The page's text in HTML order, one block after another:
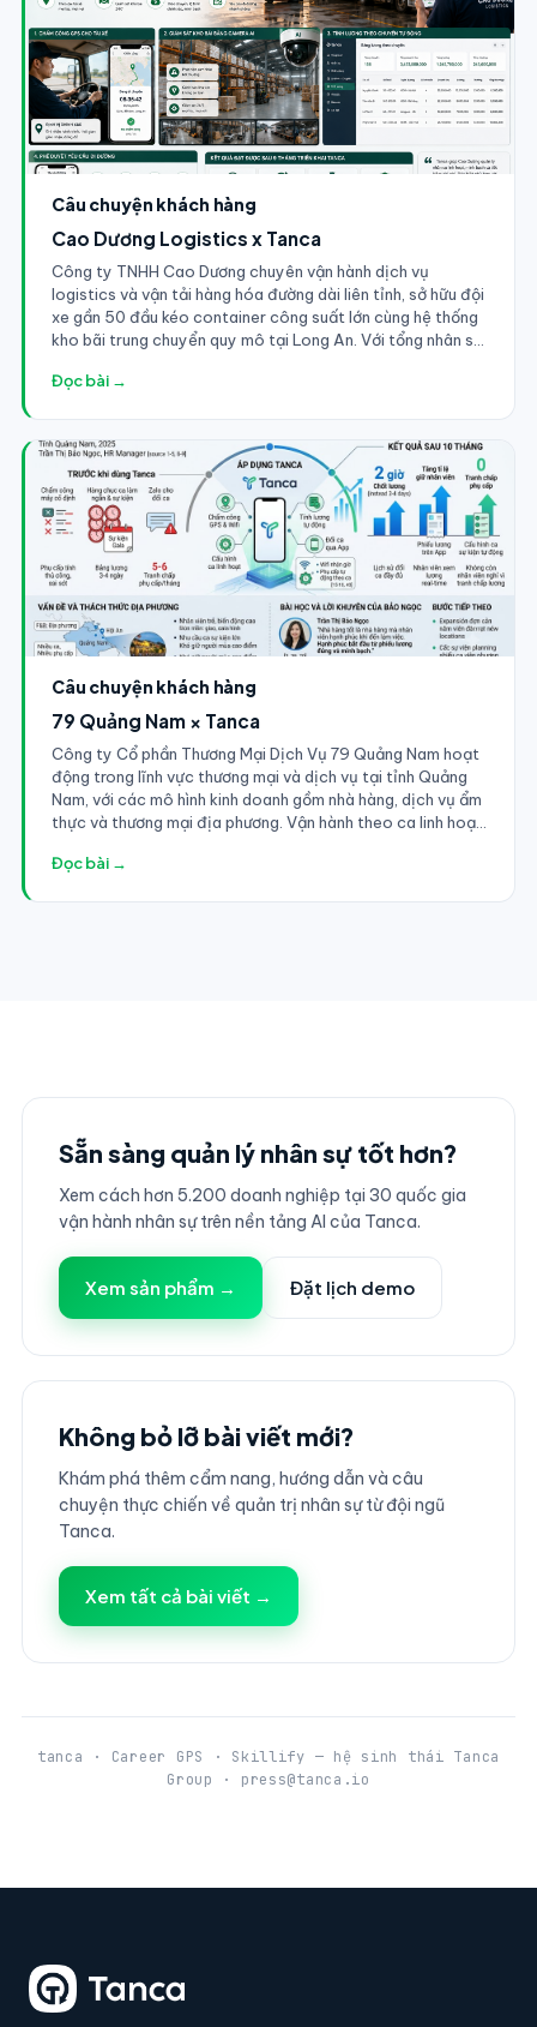
Câu chuyện khách hàng
Cao Dương Logistics x Tanca
Công ty TNHH Cao Dương chuyên vận hành dịch vụ
logistics và vận tải hàng hóa đường dài liên tỉnh, sở hữu đội
xe gần 50 đầu kéo container công suất lớn cùng hệ thống
kho bãi trung chuyển quy mô tại Long An. Với tổng nhân sự
xe, công nhân bốc xếp kho, điều phối viên và khối văn
Đọc bài →
Câu chuyện khách hàng
79 Quảng Nam × Tanca
Công ty Cổ phần Thương Mại Dịch Vụ 79 Quảng Nam hoạt
động trong lĩnh vực thương mại và dịch vụ tại tỉnh Quảng
Nam, với các mô hình kinh doanh gồm nhà hàng, dịch vụ ẩm
thực và thương mại địa phương. Vận hành theo ca linh hoạt
phục vụ, bếp, quản lý ca và nhân viên giao nhận cần được
Đọc bài →
Sẵn sàng quản lý nhân sự tốt hơn?
Xem cách hơn 5.200 doanh nghiệp tại 30 quốc gia
vận hành nhân sự trên nền tảng AI của Tanca.
Xem sản phẩm → Đặt lịch demo
Không bỏ lỡ bài viết mới?
Khám phá thêm cẩm nang, hướng dẫn và câu
chuyện thực chiến về quản trị nhân sự từ đội ngũ
Tanca.
Xem tất cả bài viết →
tanca · Career GPS · Skillify — hệ sinh thái Tanca
Group · press@tanca.io